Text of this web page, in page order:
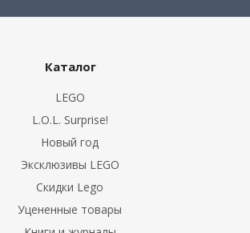
Каталог
LEGO
L.O.L. Surprise!
Новый год
Эксклюзивы LEGO
Скидки Lego
Уцененные товары